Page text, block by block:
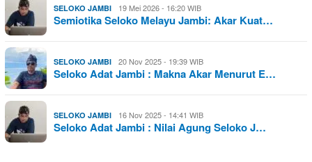
SELOKO JAMBI 19 Mei 2026 - 16:20 WIB
Semiotika Seloko Melayu Jambi: Akar Kuat…
SELOKO JAMBI 20 Nov 2025 - 19:39 WIB
Seloko Adat Jambi : Makna Akar Menurut E…
SELOKO JAMBI 16 Nov 2025 - 14:41 WIB
Seloko Adat Jambi : Nilai Agung Seloko J…